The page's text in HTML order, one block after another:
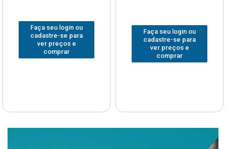
Faça seu login ou
cadastre-se para
ver preços e
comprar
Faça seu login ou
cadastre-se para
ver preços e
comprar